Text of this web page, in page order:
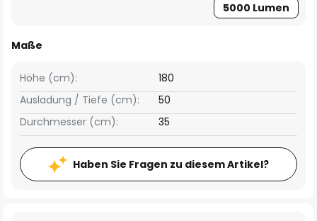
5000 Lumen
Maße
Höhe (cm):
180
Ausladung / Tiefe (cm):
50
Durchmesser (cm):
35
Haben Sie Fragen zu diesem Artikel?